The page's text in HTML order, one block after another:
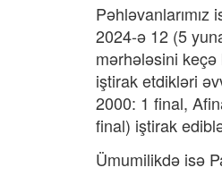
2024-ə 12 (5
mərhələsini
iştirak etdikləri
2000: 1 final,
final) iştirak
Ümumilikdə isə